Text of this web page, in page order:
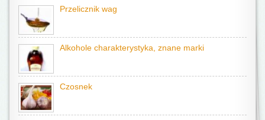
Przelicznik wag
Alkohole charakterystyka, znane marki
Czosnek